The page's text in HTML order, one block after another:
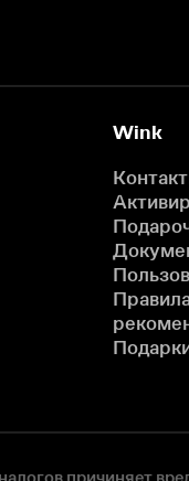
Wink
причиняет